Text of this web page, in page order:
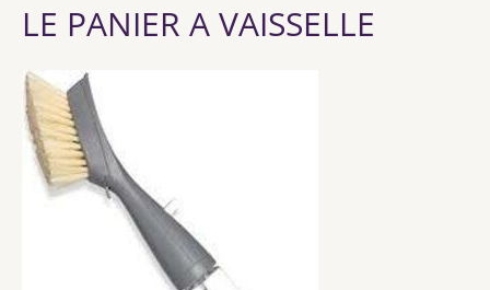
LE PANIER A VAISSELLE